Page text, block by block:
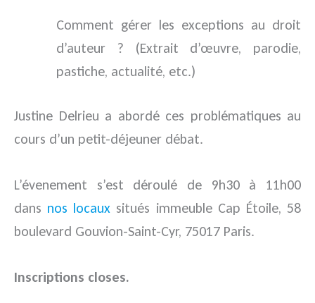
Comment gérer les exceptions au droit
d’auteur ? (Extrait d’œuvre, parodie,
pastiche, actualité, etc.)
Justine Delrieu a abordé ces problématiques au
cours d’un petit-déjeuner débat.
L’évenement s’est déroulé de 9h30 à 11h00
dans nos locaux situés immeuble Cap Étoile, 58
boulevard Gouvion-Saint-Cyr, 75017 Paris.
Inscriptions closes.